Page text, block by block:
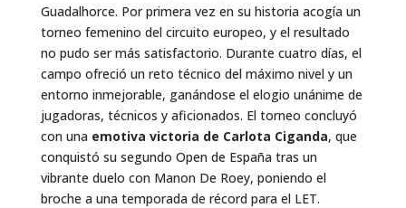
Guadalhorce. Por primera vez en su historia acogía un
torneo femenino del circuito europeo, y el resultado
no pudo ser más satisfactorio. Durante cuatro días, el
campo ofreció un reto técnico del máximo nivel y un
entorno inmejorable, ganándose el elogio unánime de
jugadoras, técnicos y aficionados. El torneo concluyó
con una emotiva victoria de Carlota Ciganda, que
conquistó su segundo Open de España tras un
vibrante duelo con Manon De Roey, poniendo el
broche a una temporada de récord para el LET.